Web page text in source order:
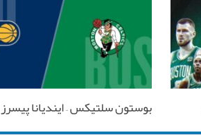
بوستون سلتیکس – ایندیانا پیسرز